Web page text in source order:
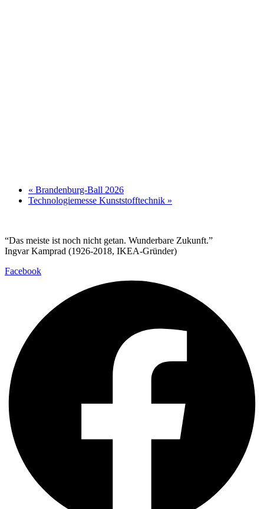
« Brandenburg-Ball 2026
Technologiemesse Kunststofftechnik »
“Das meiste ist noch nicht getan. Wunderbare Zukunft.”
Ingvar Kamprad (1926-2018, IKEA-Gründer)
Facebook